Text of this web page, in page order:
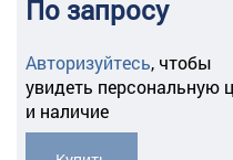
По запросу
Авторизуйтесь, чтобы
увидеть персональную
и наличие